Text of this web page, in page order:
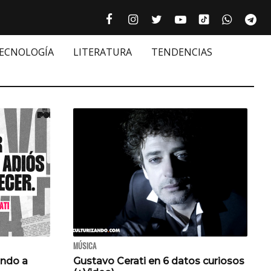
 Facebook culturizando.com |
 Instagram
 Twitter
 Youtube
Tiktok
 
LITERATURA TENDENCIAS
a
MÚSICA
Gustavo Cerati en 6 datos curiosos